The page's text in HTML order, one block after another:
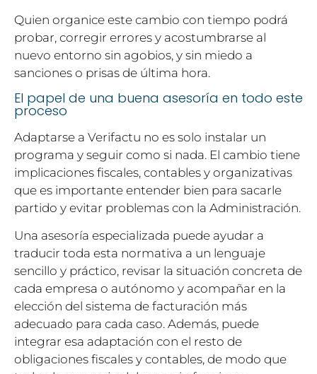
Quien organice este cambio con tiempo podrá
probar, corregir errores y acostumbrarse al
nuevo entorno sin agobios, y sin miedo a
sanciones o prisas de última hora.
El papel de una buena asesoría en todo este
proceso
Adaptarse a Verifactu no es solo instalar un
programa y seguir como si nada. El cambio tiene
implicaciones fiscales, contables y organizativas
que es importante entender bien para sacarle
partido y evitar problemas con la Administración.
Una asesoría especializada puede ayudar a
traducir toda esta normativa a un lenguaje
sencillo y práctico, revisar la situación concreta de
cada empresa o autónomo y acompañar en la
elección del sistema de facturación más
adecuado para cada caso. Además, puede
integrar esa adaptación con el resto de
obligaciones fiscales y contables, de modo que